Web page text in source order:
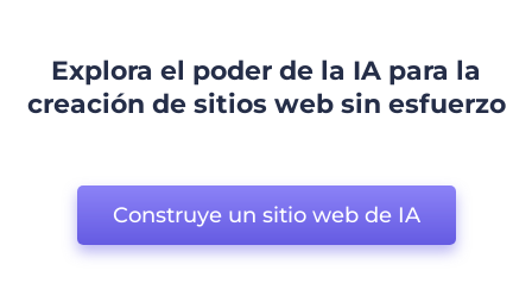
Explora el poder de la IA para la
creación de sitios web sin esfuerzo
Construye un sitio web de IA